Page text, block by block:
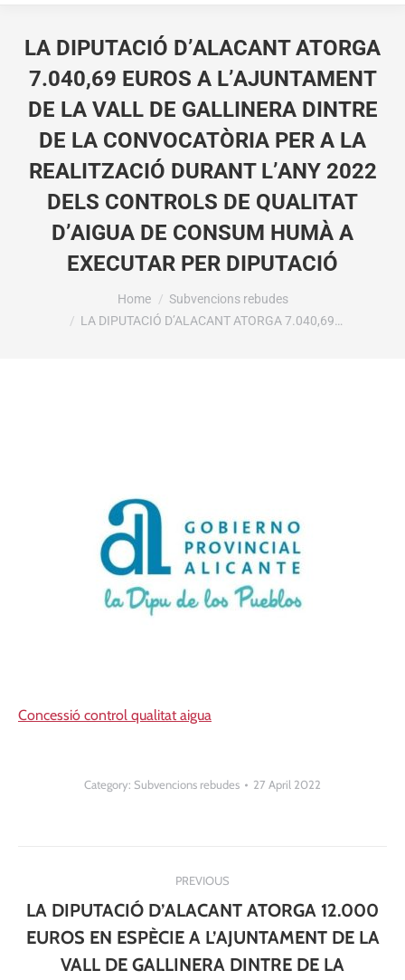
LA DIPUTACIÓ D’ALACANT ATORGA
7.040,69 EUROS A L’AJUNTAMENT
DE LA VALL DE GALLINERA DINTRE
DE LA CONVOCATÒRIA PER A LA
REALITZACIÓ DURANT L’ANY 2022
DELS CONTROLS DE QUALITAT
D’AIGUA DE CONSUM HUMÀ A
EXECUTAR PER DIPUTACIÓ
Home
Subvencions rebudes
LA DIPUTACIÓ D’ALACANT ATORGA 7.040,69…
Concessió control qualitat aigua
Category: Subvencions rebudes 27 April 2022
navigation
PREVIOUS
LA DIPUTACIÓ D’ALACANT ATORGA 12.000
EUROS EN ESPÈCIE A L’AJUNTAMENT DE LA
VALL DE GALLINERA DINTRE DE LA